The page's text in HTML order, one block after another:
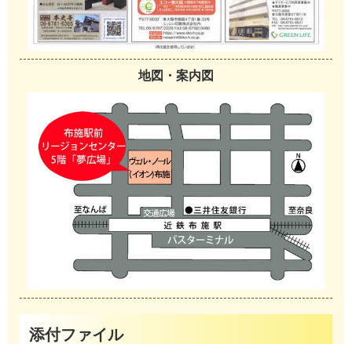
地図・案内図
添付ファイル